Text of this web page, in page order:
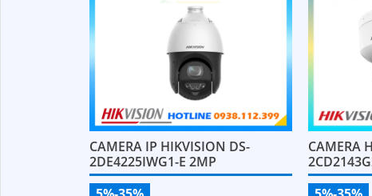
CAMERA IP HIKVISION DS-
2DE4225IWG1-E 2MP
CAMERA